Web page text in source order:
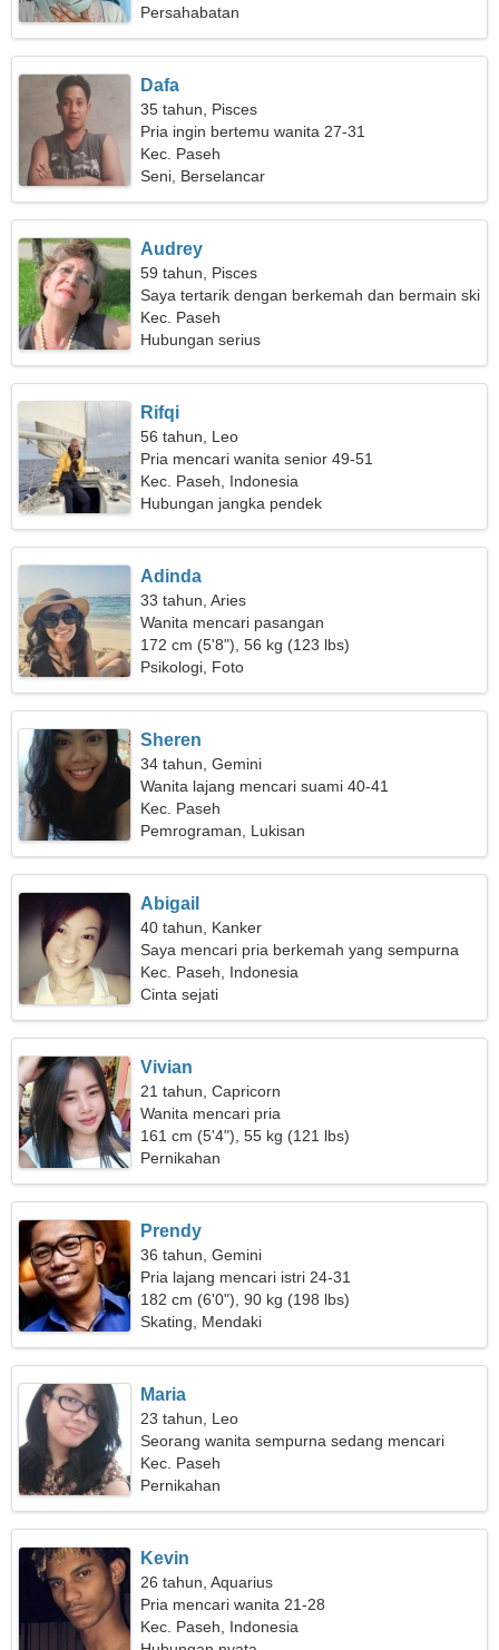
Persahabatan
Dafa
35 tahun, Pisces
Pria ingin bertemu wanita 27-31
Kec. Paseh
Seni, Berselancar
Audrey
59 tahun, Pisces
Saya tertarik dengan berkemah dan bermain ski
Kec. Paseh
Hubungan serius
Rifqi
56 tahun, Leo
Pria mencari wanita senior 49-51
Kec. Paseh, Indonesia
Hubungan jangka pendek
Adinda
33 tahun, Aries
Wanita mencari pasangan
172 cm (5'8"), 56 kg (123 lbs)
Psikologi, Foto
Sheren
34 tahun, Gemini
Wanita lajang mencari suami 40-41
Kec. Paseh
Pemrograman, Lukisan
Abigail
40 tahun, Kanker
Saya mencari pria berkemah yang sempurna
Kec. Paseh, Indonesia
Cinta sejati
Vivian
21 tahun, Capricorn
Wanita mencari pria
161 cm (5'4"), 55 kg (121 lbs)
Pernikahan
Prendy
36 tahun, Gemini
Pria lajang mencari istri 24-31
182 cm (6'0"), 90 kg (198 lbs)
Skating, Mendaki
Maria
23 tahun, Leo
Seorang wanita sempurna sedang mencari
kencan
Kec. Paseh
Pernikahan
Kevin
26 tahun, Aquarius
Pria mencari wanita 21-28
Kec. Paseh, Indonesia